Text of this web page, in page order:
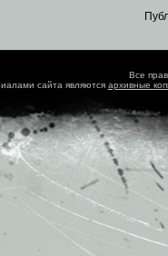
Все
сайта являются архивные